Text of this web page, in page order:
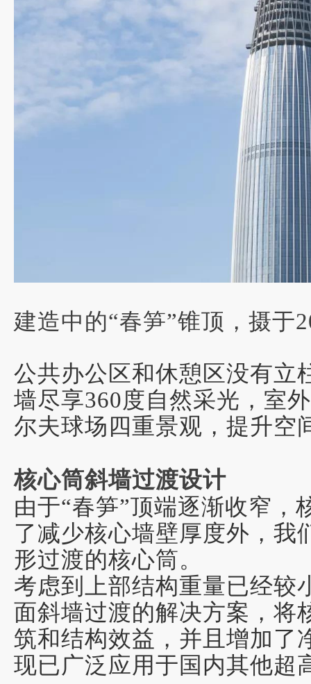
建造中的“春笋”锥顶，摄于
公共办公区和休憩区没有立
墙尽享360度自然采光，室
尔夫球场四重景观，提升空
核心筒斜墙过渡设计
由于“春笋”顶端逐渐收窄，
了减少核心墙壁厚度外，我
形过渡的核心筒。
考虑到上部结构重量已经较
面斜墙过渡的解决方案，将
筑和结构效益，并且增加了
现已广泛应用于国内其他超